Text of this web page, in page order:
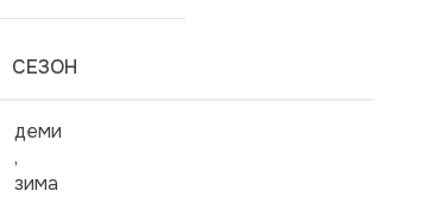
СЕЗОН
деми
,
зима